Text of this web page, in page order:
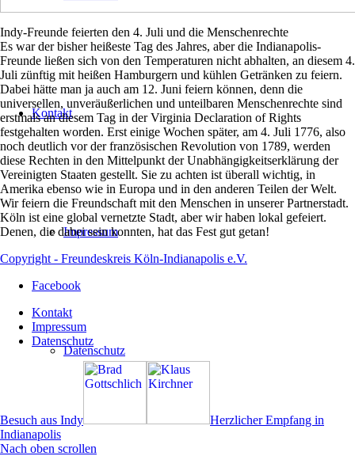
Kontakt
Impressum
Datenschutz
Indy-Freunde feierten den 4. Juli und die Menschenrechte
Es war der bisher heißeste Tag des Jahres, aber die Indianapolis-
Freunde ließen sich von den Temperaturen nicht abhalten, an diesem 4.
Juli zünftig mit heißen Hamburgern und kühlen Getränken zu feiern.
Dabei hätte man ja auch am 12. Juni feiern können, denn die
universellen, unveräußerlichen und unteilbaren Menschenrechte sind
erstmals an diesem Tag in der Virginia Declaration of Rights
festgehalten worden. Erst einige Wochen später, am 4. Juli 1776, also
noch deutlich vor der französischen Revolution von 1789, werden
diese Rechten in den Mittelpunkt der Unabhängigkeitserklärung der
Vereinigten Staaten gestellt. Sie zu achten ist überall wichtig, in
Amerika ebenso wie in Europa und in den anderen Teilen der Welt.
Wir feiern die Freundschaft mit den Menschen in unserer Partnerstadt.
Köln ist eine global vernetzte Stadt, aber wir haben lokal gefeiert.
Denen, die dabei sein konnten, hat das Fest gut getan!
Copyright - Freundeskreis Köln-Indianapolis e.V.
Facebook
Kontakt
Impressum
Datenschutz
Besuch aus Indy
Herzlicher Empfang in
Indianapolis
Nach oben scrollen